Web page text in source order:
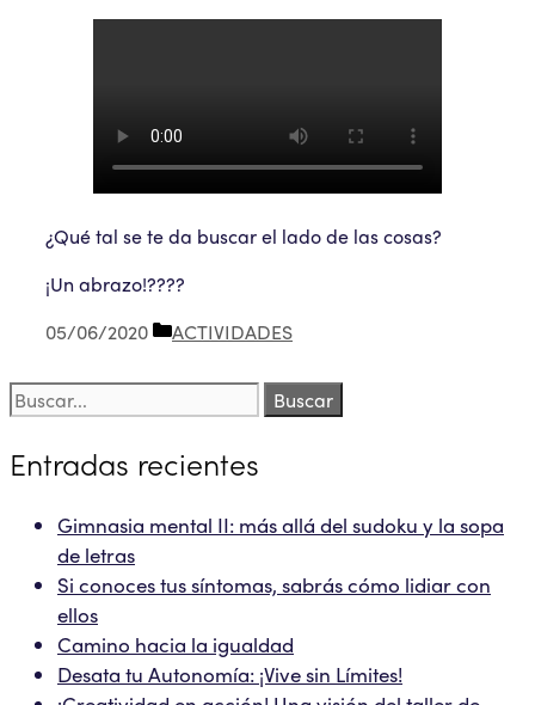
¿Qué tal se te da buscar el lado de las cosas?
¡Un abrazo!????
05/06/2020
Categorías
ACTIVIDADES
Buscar:
Entradas recientes
Gimnasia mental II: más allá del sudoku y la sopa
de letras
Si conoces tus síntomas, sabrás cómo lidiar con
ellos
Camino hacia la igualdad
Desata tu Autonomía: ¡Vive sin Límites!